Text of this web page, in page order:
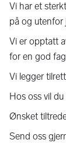
Vi har et
på og utenfor
Vi er opptatt
for en god
Vi legger
Hos oss vil
Ønsket
Send oss